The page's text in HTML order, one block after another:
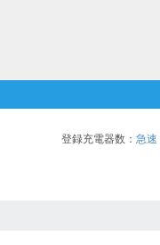
登録充電器数： 急速